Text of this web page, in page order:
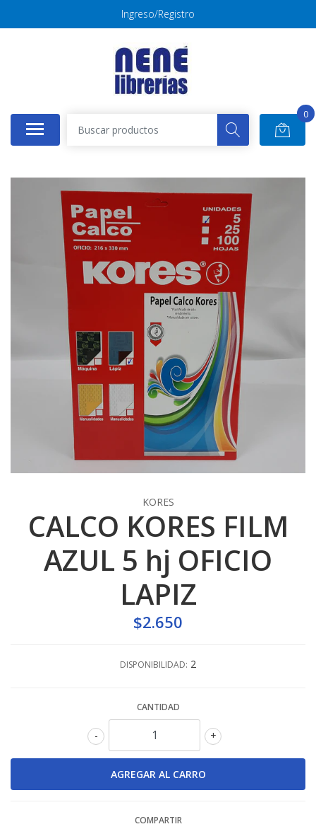
Ingreso/Registro
0
KORES
CALCO KORES FILM
AZUL 5 hj OFICIO
LAPIZ
$2.650
DISPONIBILIDAD: 2
CANTIDAD
+
-
COMPARTIR